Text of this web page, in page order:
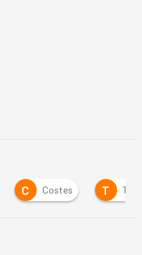
C Costes T